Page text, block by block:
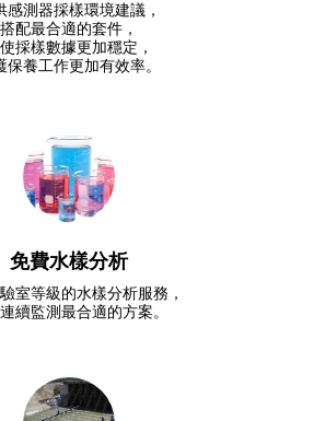
感測器採樣環境建議，
搭配最合適的套件，
採樣數據更加穩定，
保養工作更加有效率。
免費水樣分析
室等級的水樣分析服務，
續監測最合適的方案。